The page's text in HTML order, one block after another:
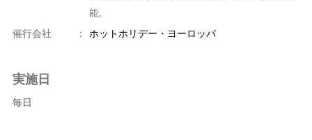
能。
催行会社 ： ホットホリデー・ヨーロッパ
実施日
毎日